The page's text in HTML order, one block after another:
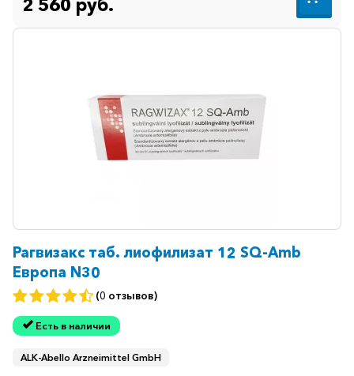
2 560 руб.
Рагвизакс таб. лиофилизат 12 SQ-Amb
Европа N30
(0 отзывов)
Есть в наличии
ALK-Abello Arzneimittel GmbH